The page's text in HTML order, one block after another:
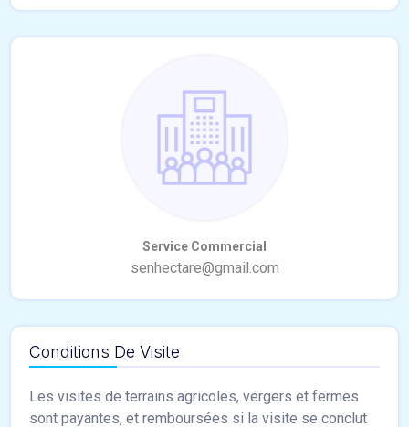
Conditions De Visite
Les visites de terrains agricoles, vergers et fermes
sont payantes, et remboursées si la visite se conclut